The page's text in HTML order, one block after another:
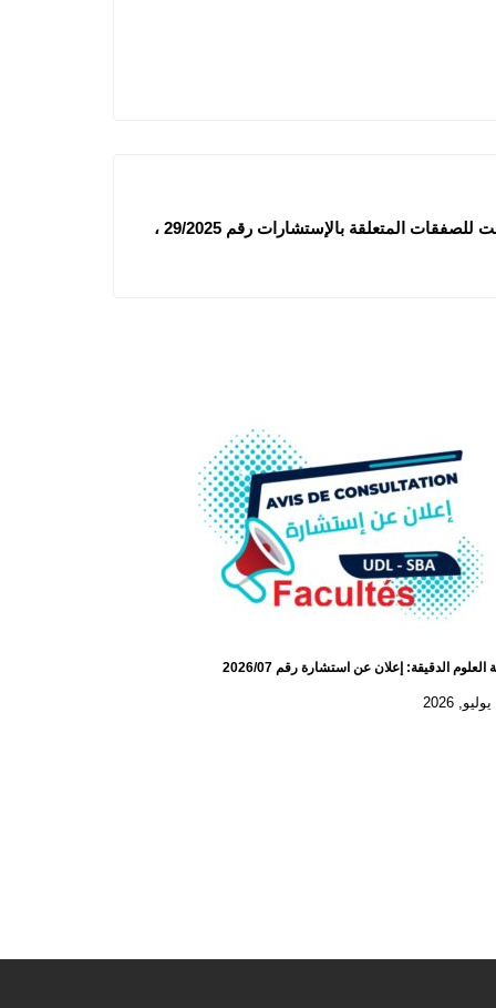
كلية الطب: إعلان عن المنح المؤقت للصفقات المتعلقة بالإستشارات رقم 29/2025 ،
العلوم الدقيقة: إعلان عن استشارة رقم 2026/07